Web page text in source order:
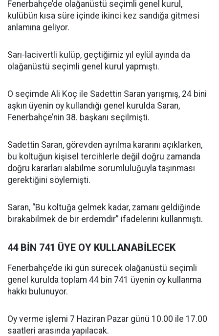
Fenerbahçe’de olağanüstü seçimli genel kurul,
kulübün kısa süre içinde ikinci kez sandığa gitmesi
anlamına geliyor.
Sarı-lacivertli kulüp, geçtiğimiz yıl eylül ayında da
olağanüstü seçimli genel kurul yapmıştı.
O seçimde Ali Koç ile Sadettin Saran yarışmış, 24 bini
aşkın üyenin oy kullandığı genel kurulda Saran,
Fenerbahçe’nin 38. başkanı seçilmişti.
Sadettin Saran, görevden ayrılma kararını açıklarken,
bu koltuğun kişisel tercihlerle değil doğru zamanda
doğru kararları alabilme sorumluluğuyla taşınması
gerektiğini söylemişti.
Saran, “Bu koltuğa gelmek kadar, zamanı geldiğinde
bırakabilmek de bir erdemdir” ifadelerini kullanmıştı.
44 BİN 741 ÜYE OY KULLANABİLECEK
Fenerbahçe’de iki gün sürecek olağanüstü seçimli
genel kurulda toplam 44 bin 741 üyenin oy kullanma
hakkı bulunuyor.
Oy verme işlemi 7 Haziran Pazar günü 10.00 ile 17.00
saatleri arasında yapılacak.